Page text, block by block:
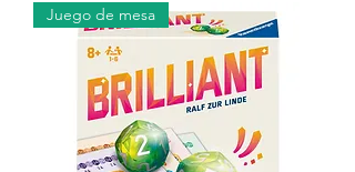
Juego de mesa